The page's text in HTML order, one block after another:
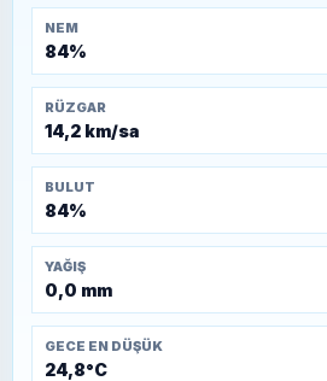
NEM
84%
RÜZGAR
14,2 km/sa
BULUT
84%
YAĞIŞ
0,0 mm
GECE EN DÜŞÜK
24,8°C